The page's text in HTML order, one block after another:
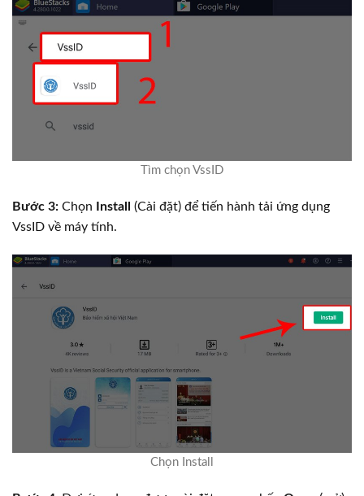
Tìm chọn VssID
Bước 3: Chọn Install
(Cài đặt) để tiến hành tải ứng dụng
VssID về máy tính.
Chọn Install